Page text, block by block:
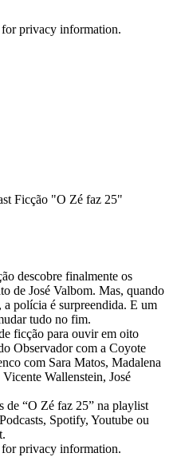
privacy information.
Ficção "O Zé faz 25"
descobre finalmente os
de José Valbom. Mas, quando
a polícia é surpreendida. E um
tudo no fim.
ficção para ouvir em oito
Observador com a Coyote
com Sara Matos, Madalena
Wallenstein, José
de “O Zé faz 25” na playlist
Spotify, Youtube ou
privacy information.